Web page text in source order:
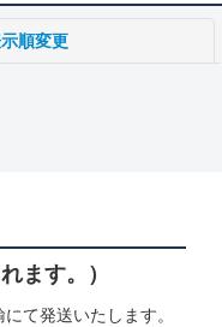
順変更
ます。）
て発送いたします。